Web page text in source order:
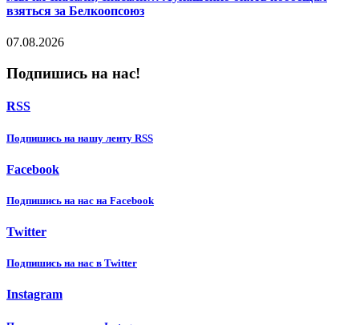
взяться за Белкоопсоюз
07.08.2026
Подпишись на нас!
RSS
Подпишиcь на нашу ленту RSS
Facebook
Подпишиcь на нас на Facebook
Twitter
Подпишиcь на нас в Twitter
Instagram